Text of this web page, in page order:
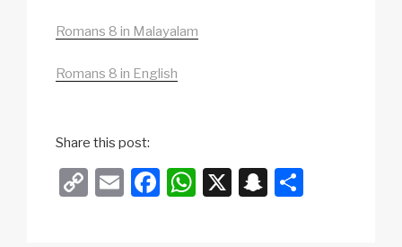
Romans 8 in Malayalam
Romans 8 in English
Share this post:
C
E
F
W X
S